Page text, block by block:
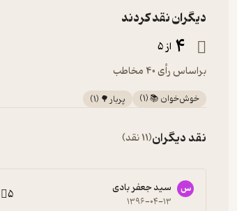
دیگران نقد کردند
4 از 5
براساس رأی 40 مخاطب
خوش‌خوان 📚(
1
) پربار 🌳 (
1
)
نقد دیگران(11 نقد)
س سید جعفر بادی
۱۳۹۶-۰۴-۱۳ 5